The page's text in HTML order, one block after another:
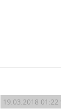
19.03.2018 01:22